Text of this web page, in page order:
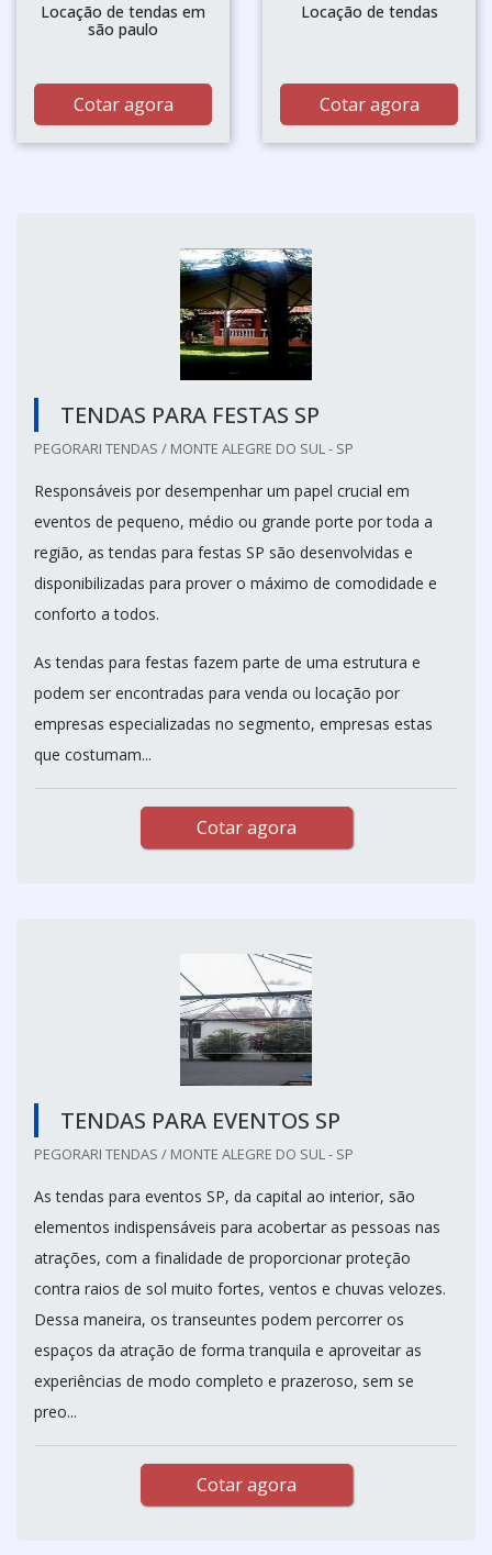
Locação de tendas em
são paulo
Cotar agora
Locação de tendas
Cotar agora
TENDAS PARA FESTAS SP
PEGORARI TENDAS / MONTE ALEGRE DO SUL - SP
Responsáveis por desempenhar um papel crucial em
eventos de pequeno, médio ou grande porte por toda a
região, as tendas para festas SP são desenvolvidas e
disponibilizadas para prover o máximo de comodidade e
conforto a todos.
As tendas para festas fazem parte de uma estrutura e
podem ser encontradas para venda ou locação por
empresas especializadas no segmento, empresas estas
que costumam...
Cotar agora
TENDAS PARA EVENTOS SP
PEGORARI TENDAS / MONTE ALEGRE DO SUL - SP
As tendas para eventos SP, da capital ao interior, são
elementos indispensáveis para acobertar as pessoas nas
atrações, com a finalidade de proporcionar proteção
contra raios de sol muito fortes, ventos e chuvas velozes.
Dessa maneira, os transeuntes podem percorrer os
espaços da atração de forma tranquila e aproveitar as
experiências de modo completo e prazeroso, sem se
preo...
Cotar agora